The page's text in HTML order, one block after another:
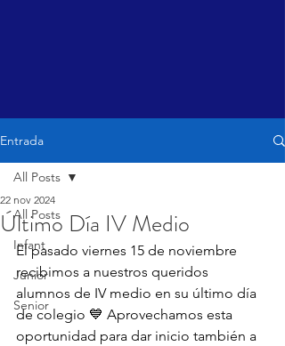
Entrada
All Posts
Infant
Junior
Senior
All Posts
Último Día IV Medio
22 nov 2024
El pasado viernes 15 de noviembre
recibimos a nuestros queridos
alumnos de IV medio en su último día
de colegio 💙 Aprovechamos esta
oportunidad para dar inicio también a